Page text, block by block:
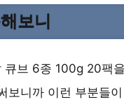
보니
큐브 6종 100g 20팩
보니까 이런 부분들